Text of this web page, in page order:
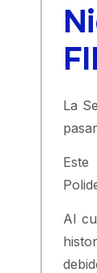
La
Al